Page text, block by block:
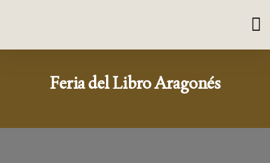
Feria del Libro Aragonés